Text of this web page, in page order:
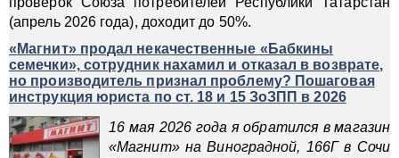
(апрель 2026 года), доходит до 50%.
«Магнит» продал некачественные «Бабкины
семечки», сотрудник нахамил и отказал в возврате,
но производитель признал проблему? Пошаговая
инструкция юриста по ст. 18 и 15 ЗоЗПП в 2026
16 мая 2026 года я обратился в магазин
«Магнит» на Виноградной, 166Г в Сочи